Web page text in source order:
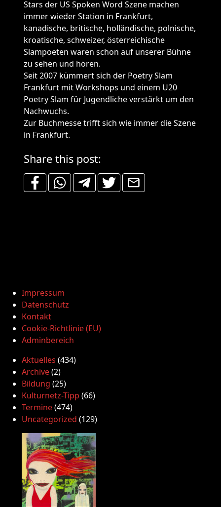
Stars der US Spoken Word Szene machen
immer wieder Station in Frankfurt,
kanadische, britische, holländische, polnische,
kroatische, schweizer, österreichische
Slampoeten waren schon auf unserer Bühne
zu sehen und hören.
Seit 2007 kümmert sich der Poetry Slam
Frankfurt mit Workshops und einem U20
Poetry Slam für Jugendliche verstärkt um den
Nachwuchs.
Zur Buchmesse trifft sich wie immer die Szene
in Frankfurt.
Share this post:
Impressum
Datenschutz
Kontakt
Cookie-Richtlinie (EU)
Adminbereich
Aktuelles (434)
Archive(2)
Bildung (25)
Kulturnetz-Tipp (66)
Termine(474)
Uncategorized (129)